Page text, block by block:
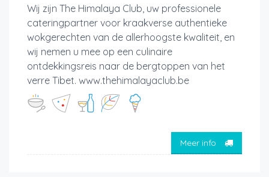
Wij zijn The Himalaya Club, uw professionele
cateringpartner voor kraakverse authentieke
wokgerechten van de allerhoogste kwaliteit, en
wij nemen u mee op een culinaire
ontdekkingsreis naar de bergtoppen van het
verre Tibet. www.thehimalayaclub.be
Meer info